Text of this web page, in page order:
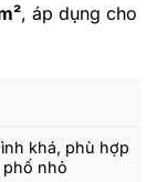
, áp dụng cho
khá, phù hợp
phố nhỏ